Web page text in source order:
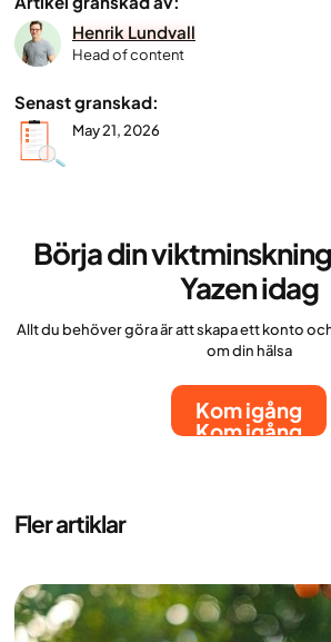
Henrik Lundvall
Head of content
Senast granskad:
May 21, 2026
Börja din
Yazen idag
Allt du behöver göra är att skapa ett konto
om din hälsa
Kom igång
Kom igång
Fler artiklar